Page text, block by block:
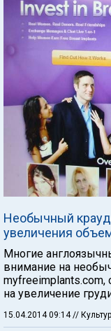
Необычный
увеличения
Многие
внимание на
на увеличение
15.04.2014 09:14 //